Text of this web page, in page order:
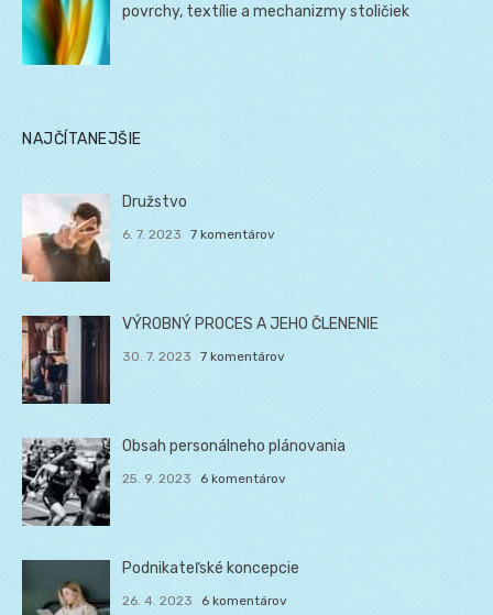
povrchy, textílie a mechanizmy stoličiek
NAJČÍTANEJŠIE
Družstvo
6. 7. 2023 7 komentárov
VÝROBNÝ PROCES A JEHO ČLENENIE
30. 7. 2023 7 komentárov
Obsah personálneho plánovania
25. 9. 2023 6 komentárov
Podnikateľské koncepcie
26. 4. 2023 6 komentárov